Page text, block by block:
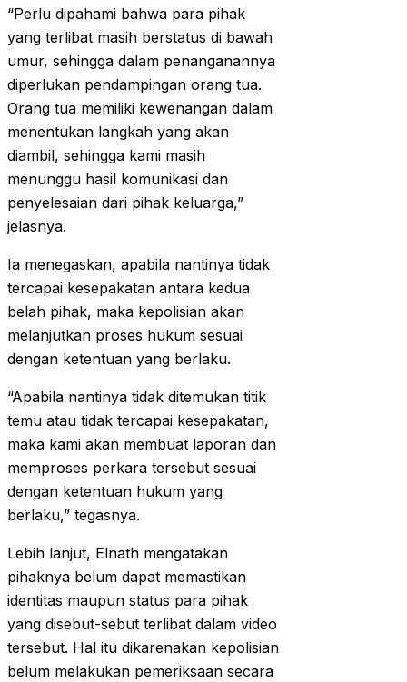
“Perlu dipahami bahwa para pihak
yang terlibat masih berstatus di bawah
umur, sehingga dalam penanganannya
diperlukan pendampingan orang tua.
Orang tua memiliki kewenangan dalam
menentukan langkah yang akan
diambil, sehingga kami masih
menunggu hasil komunikasi dan
penyelesaian dari pihak keluarga,”
jelasnya.
Ia menegaskan, apabila nantinya tidak
tercapai kesepakatan antara kedua
belah pihak, maka kepolisian akan
melanjutkan proses hukum sesuai
dengan ketentuan yang berlaku.
“Apabila nantinya tidak ditemukan titik
temu atau tidak tercapai kesepakatan,
maka kami akan membuat laporan dan
memproses perkara tersebut sesuai
dengan ketentuan hukum yang
berlaku,” tegasnya.
Lebih lanjut, Elnath mengatakan
pihaknya belum dapat memastikan
identitas maupun status para pihak
yang disebut-sebut terlibat dalam video
tersebut. Hal itu dikarenakan kepolisian
belum melakukan pemeriksaan secara